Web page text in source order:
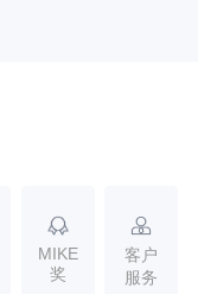
MIKE
奖
客户
服务